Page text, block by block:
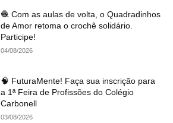
🧶 Com as aulas de volta, o Quadradinhos
de Amor retoma o crochê solidário.
Participe!
04/08/2026
🧠 FuturaMente! Faça sua inscrição para
a 1ª Feira de Profissões do Colégio
Carbonell
03/08/2026